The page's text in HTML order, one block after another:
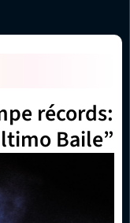
Otoño de Dior
récords:
Baile”